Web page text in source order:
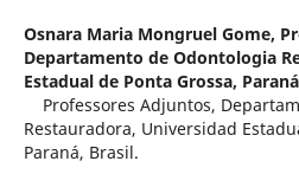
Osnara Maria Mongruel Gome,
Departamento de Odontologia
Estadual de Ponta Grossa,
Professores Adjuntos,
Restauradora, Universidad
Paraná, Brasil.